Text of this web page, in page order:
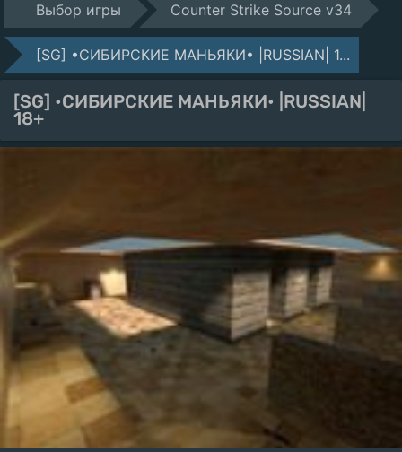
Выбор игры Counter Strike Source v34
[SG] •СИБИРСКИЕ МАНЬЯКИ• |RUSSIAN| 1...
[SG] •СИБИРСКИЕ МАНЬЯКИ• |RUSSIAN|
18+